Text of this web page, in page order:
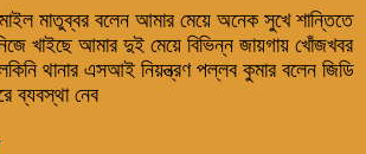
মাতুব্বর বলেন আমার মেয়ে অনেক সুখে শান্তিতে
খাইছে আমার দুই মেয়ে বিভিন্ন জায়গায় খোঁজখবর
থানার এসআই নিয়ন্ত্রণ পল্লব কুমার বলেন জিডি
ব্যবস্থা নেব